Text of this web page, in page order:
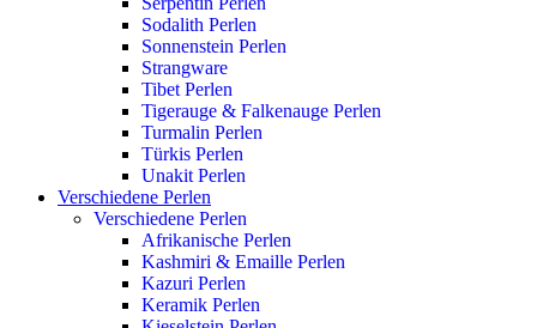
Sodalith Perlen
Sonnenstein Perlen
Strangware
Tibet Perlen
Tigerauge & Falkenauge Perlen
Turmalin Perlen
Türkis Perlen
Unakit Perlen
Verschiedene Perlen
Verschiedene Perlen
Afrikanische Perlen
Kashmiri & Emaille Perlen
Kazuri Perlen
Keramik Perlen